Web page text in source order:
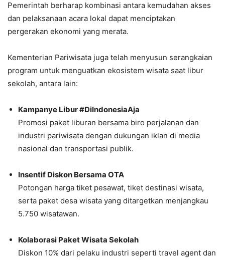
Pemerintah berharap kombinasi antara kemudahan akses
dan pelaksanaan acara lokal dapat menciptakan
pergerakan ekonomi yang merata.
Kementerian Pariwisata juga telah menyusun serangkaian
program untuk menguatkan ekosistem wisata saat libur
sekolah, antara lain:
Kampanye Libur #DiIndonesiaAja
Promosi paket liburan bersama biro perjalanan dan
industri pariwisata dengan dukungan iklan di media
nasional dan transportasi publik.
Insentif Diskon Bersama OTA
Potongan harga tiket pesawat, tiket destinasi wisata,
serta paket desa wisata yang ditargetkan menjangkau
5.750 wisatawan.
Kolaborasi Paket Wisata Sekolah
Diskon 10% dari pelaku industri seperti travel agent dan